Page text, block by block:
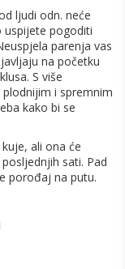
ljudi odn. neće
uspijete pogoditi
parenja vas
na početku
S više
i spremnim
kako bi se
ali ona će
sati. Pad
porođaj na putu.